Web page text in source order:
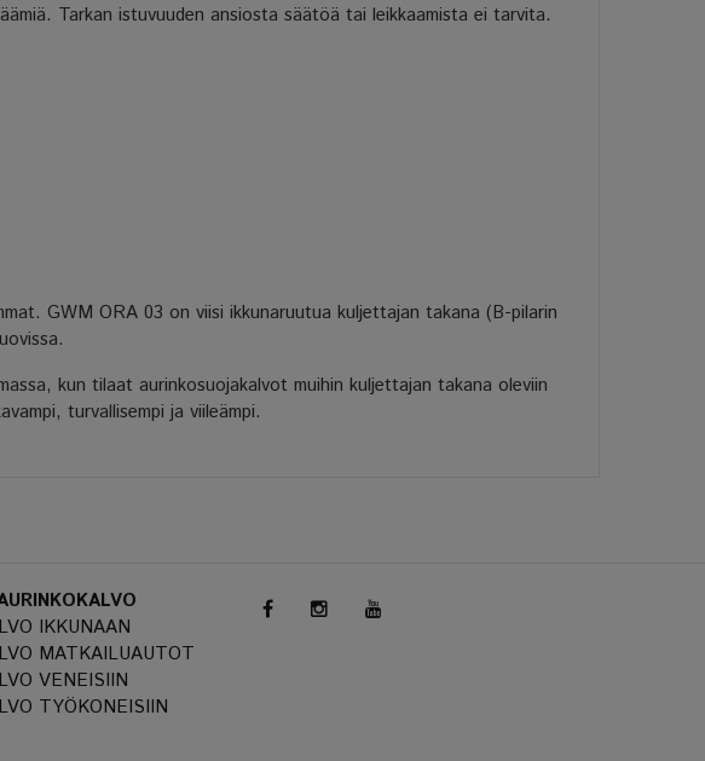
Tarkan istuvuuden ansiosta säätöä tai leikkaamista ei tarvita.
GWM ORA 03 on viisi ikkunaruutua kuljettajan takana (B-pilarin
kun tilaat aurinkosuojakalvot muihin kuljettajan takana oleviin
turvallisempi ja viileämpi.
IKKUNAAN
MATKAILUAUTOT
VENEISIIN
TYÖKONEISIIN